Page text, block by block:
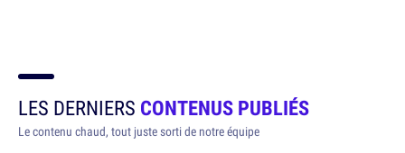
LES DERNIERS CONTENUS PUBLIÉS
Le contenu chaud, tout juste sorti de notre équipe